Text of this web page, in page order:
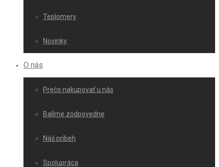
Teplomery
Novinky
O nás
Prečo nakupovať u nás
Balíme zodpovedne
Náš príbeh
Spolupráca